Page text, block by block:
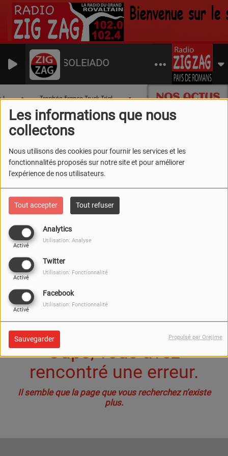
Les informations que nous
collectons
Nous utilisons des cookies pour fournir les services et les
fonctionnalités proposés sur notre site et pour améliorer
l'expérience de nos utilisateurs.
Tout accepter Tout refuser
Analytics
Activé
Utilisation: Analyse
Twitter
Activé
Utilisation: Fonctionnalité
Facebook
Activé
Utilisation: Fonctionnalité
Sauvegarder Propulsé par Orejime
NYONSOLEIADO
NOS ACTUS
Trophée France Truck Trial Wawe Island Les
Oups, vous avez
rencontré une erreur.
Il semble que la page que vous recherchez n’existe
plus.